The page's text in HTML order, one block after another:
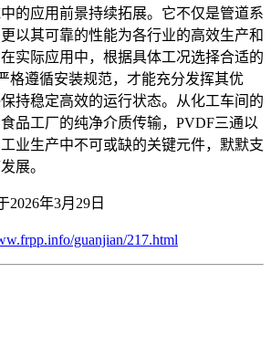
的应用前景持续拓展。它不仅是管道系
以其可靠的性能为各行业的高效生产和
实际应用中，根据具体工况选择合适的
格遵循安装规范，才能充分发挥其优
持稳定高效的运行状态。从化工车间的
品工厂的纯净介质传输，PVDF三通以
业生产中不可或缺的关键元件，默默支
展。
2026年3月29日
guanjian/217.html